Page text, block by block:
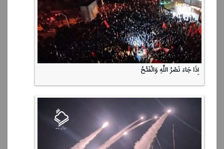
إِذَا جَاءَ نَصْرُ اللَّهِ وَالْفَتْحُ